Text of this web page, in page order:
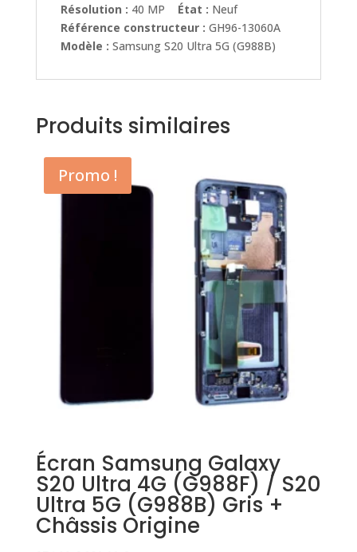
Résolution : 40 MP État : Neuf
Référence constructeur : GH96-13060A
Modèle : Samsung S20 Ultra 5G (G988B)
Produits similaires
Promo !
Écran Samsung Galaxy
S20 Ultra 4G (G988F) / S20
Ultra 5G (G988B) Gris +
Châssis Origine